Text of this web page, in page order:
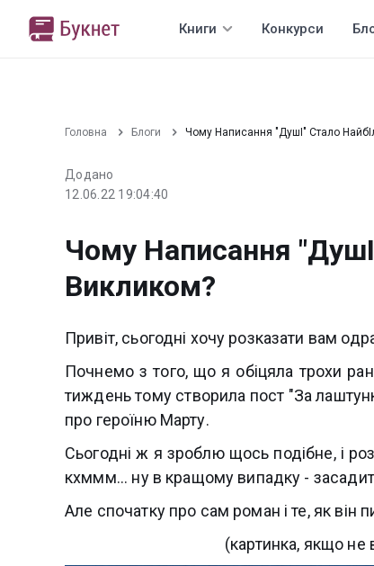
Книги Конкурси
Головна Блоги Чому Написання "ДушІ" Стало
Додано
12.06.22 19:04:40
Чому Написання
Викликом?
Привіт, сьогодні хочу розказати вам
Почнемо з того, що я обіцяла трохи
тиждень тому створила пост "За
про героїню Марту.
Сьогодні ж я зроблю щось подібне, і
кхммм... ну в кращому випадку -
Але спочатку про сам роман і те, як він
(картинка, якщо не